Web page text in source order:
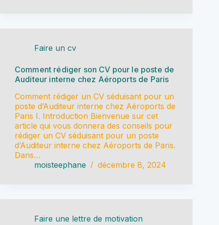
Faire un cv
Comment rédiger son CV pour le poste de
Auditeur interne chez Aéroports de Paris
Comment rédiger un CV séduisant pour un
poste d’Auditeur interne chez Aéroports de
Paris I. Introduction Bienvenue sur cet
article qui vous donnera des conseils pour
rédiger un CV séduisant pour un poste
d’Auditeur interne chez Aéroports de Paris.
Dans…
moisteephane
décembre 8, 2024
Faire une lettre de motivation